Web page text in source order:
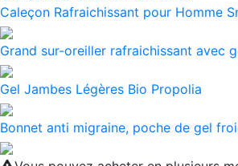
Caleçon Rafraichissant pour Homme
Grand sur-oreiller rafraichissant avec
Gel Jambes Légères Bio Propolia
Bonnet anti migraine, poche de gel